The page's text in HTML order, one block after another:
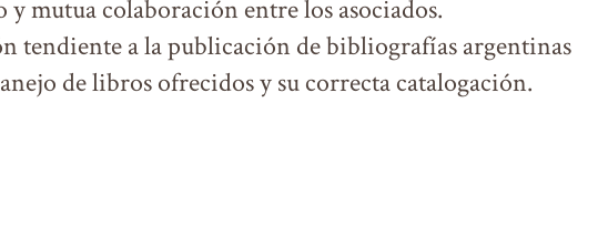
mutua colaboración entre los asociados.
tendiente a la publicación de bibliografías argentinas
de libros ofrecidos y su correcta catalogación.